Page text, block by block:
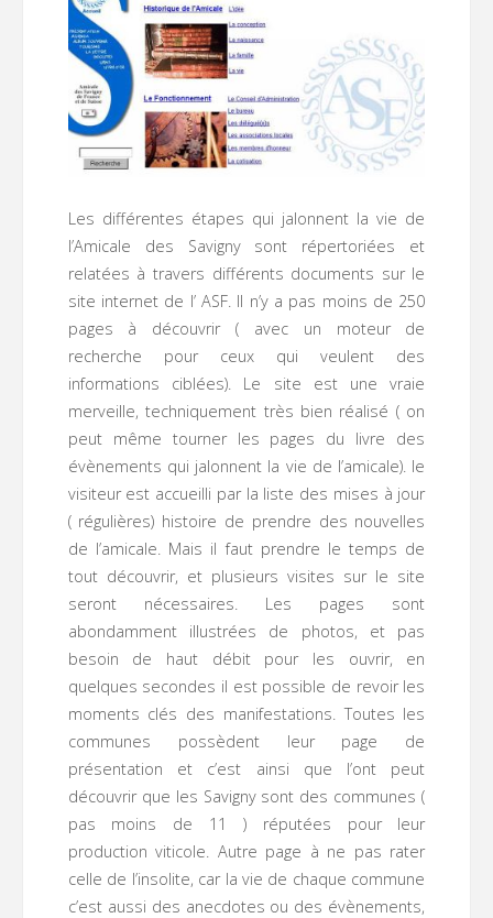
Les différentes étapes qui jalonnent la vie de
l’Amicale des Savigny sont répertoriées et
relatées à travers différents documents sur le
site internet de l’ ASF. Il n’y a pas moins de 250
pages à découvrir ( avec un moteur de
recherche pour ceux qui veulent des
informations ciblées). Le site est une vraie
merveille, techniquement très bien réalisé ( on
peut même tourner les pages du livre des
évènements qui jalonnent la vie de l’amicale). le
visiteur est accueilli par la liste des mises à jour
( régulières) histoire de prendre des nouvelles
de l’amicale. Mais il faut prendre le temps de
tout découvrir, et plusieurs visites sur le site
seront nécessaires. Les pages sont
abondamment illustrées de photos, et pas
besoin de haut débit pour les ouvrir, en
quelques secondes il est possible de revoir les
moments clés des manifestations. Toutes les
communes possèdent leur page de
présentation et c’est ainsi que l’ont peut
découvrir que les Savigny sont des communes (
pas moins de 11 ) réputées pour leur
production viticole. Autre page à ne pas rater
celle de l’insolite, car la vie de chaque commune
c’est aussi des anecdotes ou des évènements,